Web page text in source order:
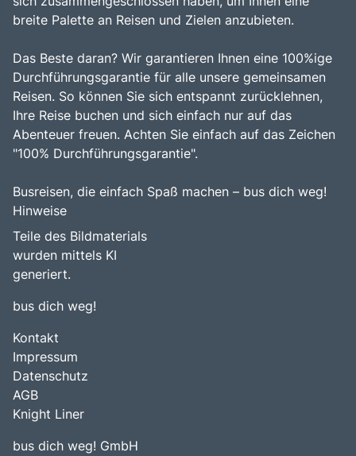
breite Palette an Reisen und Zielen anzubieten.
Das Beste daran? Wir garantieren Ihnen eine 100%ige
Durchführungsgarantie für alle unsere gemeinsamen
Reisen. So können Sie sich entspannt zurücklehnen,
Ihre Reise buchen und sich einfach nur auf das
Abenteuer freuen. Achten Sie einfach auf das Zeichen
"100% Durchführungsgarantie".
Busreisen, die einfach Spaß machen – bus dich weg!
Hinweise
Teile des Bildmaterials
wurden mittels KI
generiert.
bus dich weg!
Kontakt
Impressum
Datenschutz
AGB
Knight Liner
bus dich weg! GmbH